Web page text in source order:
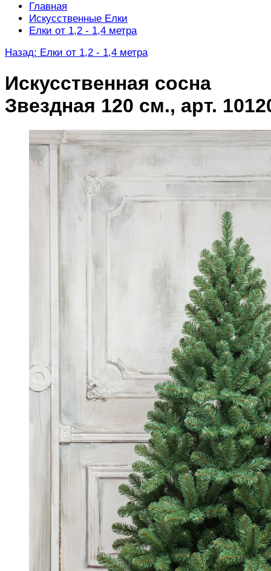
Главная
Искусственные Елки
Елки от 1,2 - 1,4 метра
Назад: Елки от 1,2 - 1,4 метра
Искусственная сосна
Звездная 120 см., арт.